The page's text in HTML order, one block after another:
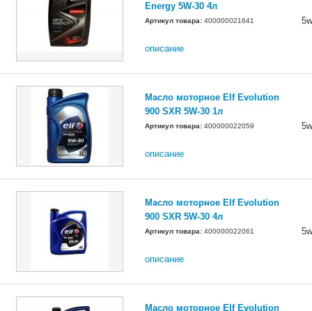
Energy 5W-30 4л
Артикул товара: 400000021641
описание
Масло моторное Elf Evolution
900 SXR 5W-30 1л
Артикул товара: 400000022059
описание
Масло моторное Elf Evolution
900 SXR 5W-30 4л
Артикул товара: 400000022061
описание
Масло моторное Elf Evolution